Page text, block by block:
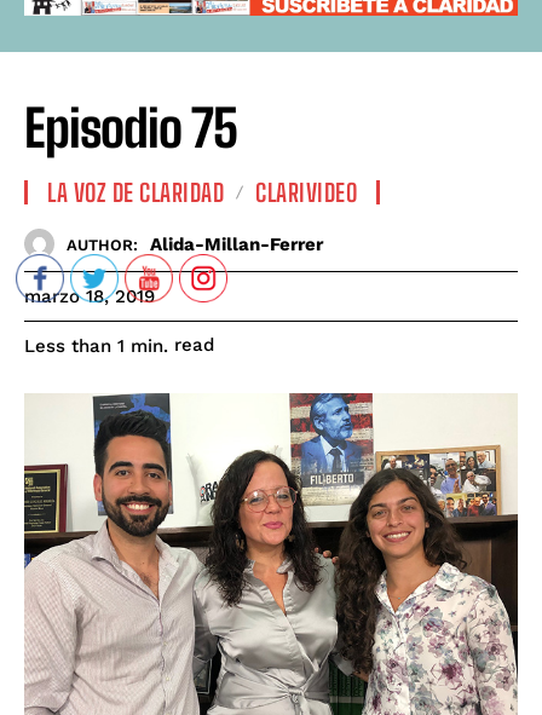
Episodio 75
LA VOZ DE CLARIDAD CLARIVIDEO
AUTHOR: Alida-Millan-Ferrer
marzo 18, 2019
Less than 1 min. read